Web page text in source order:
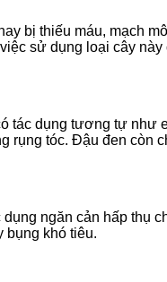
bị thiếu máu, mạch
sử dụng loại cây này
tác dụng tương tự như
rụng tóc. Đậu đen còn
ngăn cản hấp thụ
bụng khó tiêu.